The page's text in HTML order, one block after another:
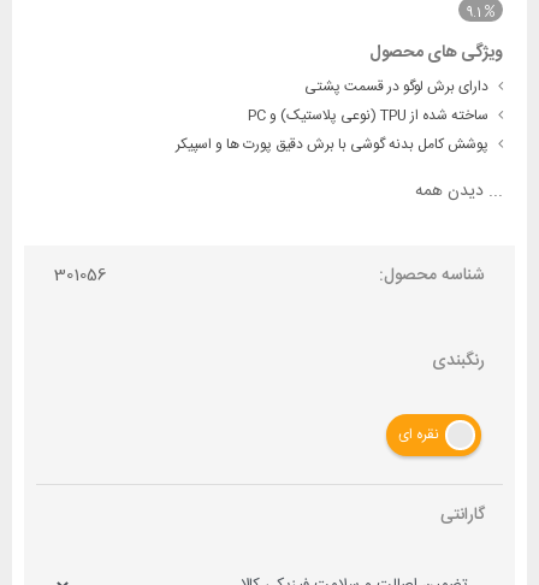
9.1
ویژگی های محصول
دارای برش لوگو در قسمت پشتی
ساخته شده از TPU (نوعی پلاستیک) و PC
پوشش کامل بدنه گوشی با برش دقیق پورت ها و اسپیکر
... دیدن همه
شناسه محصول: 301056
رنگبندی
نقره ای
گارانتی